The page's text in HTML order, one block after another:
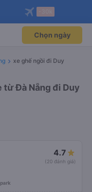
Mở app
bay qua
Mở app
Chọn ngày
xe ghế ngồi đi Duy
từ Đà Nẵng đi Duy
4.7
(20 đánh giá)